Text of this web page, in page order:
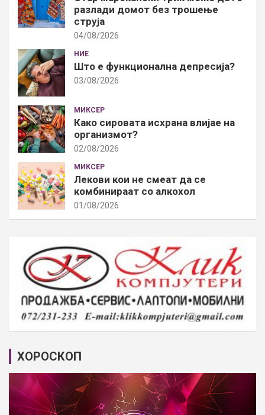
разлади домот без трошење
струја
04/08/2026
НИЕ
Што е функционална депресија?
03/08/2026
МИКСЕР
Како сировата исхрана влијае на
организмот?
02/08/2026
МИКСЕР
Лекови кои не смеат да се
комбинираат со алкохол
01/08/2026
ХОРОСКОП